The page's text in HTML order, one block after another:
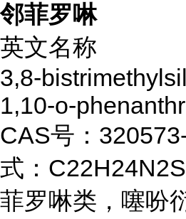
邻菲罗啉
英文名称
3,8-
1,10-o-
CAS号：
式：
菲罗啉类，噻吩